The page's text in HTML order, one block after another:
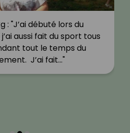
: "J’ai débuté lors du
aussi fait du sport tous
tout le temps du
J’ai fait…"